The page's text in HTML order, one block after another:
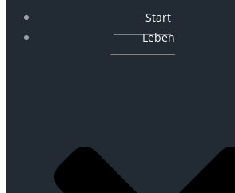
Start
Leben